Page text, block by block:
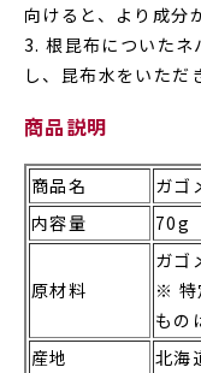
向けると、より成分
3. 根昆布についたネ
し、昆布水をいただ
商品説明
商品名
ガゴ
内容量
70g
原材料
ガゴ
※ 特
もの
産地
北海